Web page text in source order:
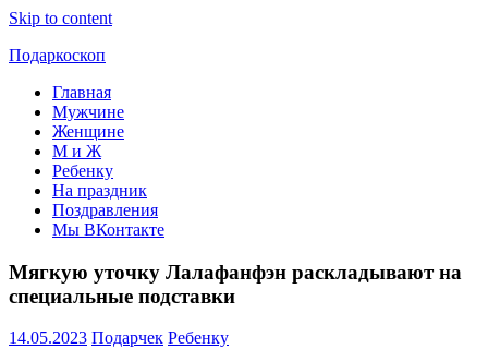
Skip to content
Подаркоскоп
Поможем
выбрать
подарить
Главная
Мужчине
Женщине
М и Ж
Ребенку
На праздник
Поздравления
Мы ВКонтакте
Мягкую уточку Лалафанфэн раскладывают на
специальные подставки
14.05.2023 Подарчек Ребенку